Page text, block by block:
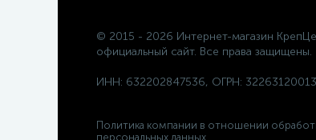
© 2015 - 2026 Интернет-магазин
официальный сайт. Все права защищены.
ИНН: 632202847536, ОГРН:
Политика компании в отношении
персональных данных